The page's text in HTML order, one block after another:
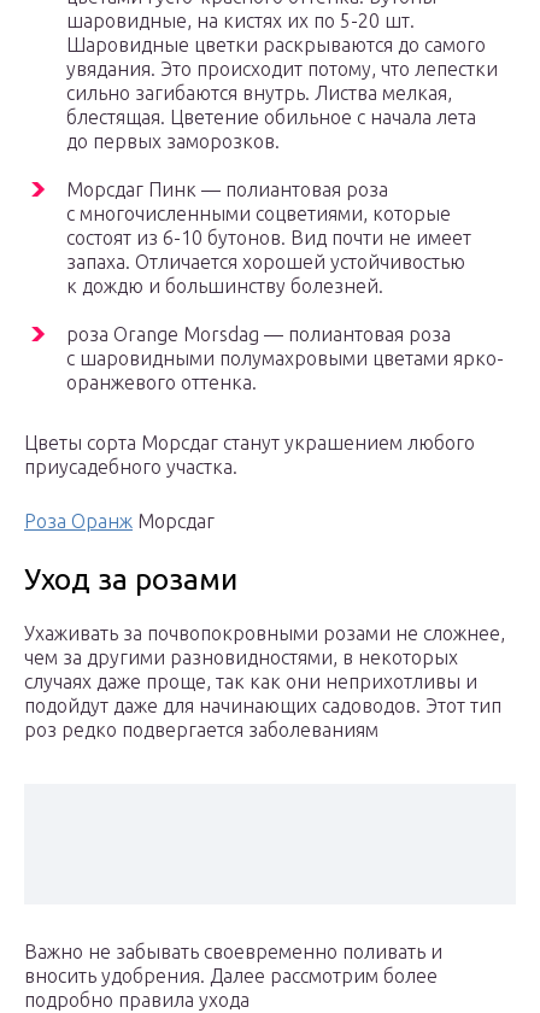
шаровидные, на кистях их по 5-20 шт.
Шаровидные цветки раскрываются до самого
увядания. Это происходит потому, что лепестки
сильно загибаются внутрь. Листва мелкая,
блестящая. Цветение обильное с начала лета
до первых заморозков.
Морсдаг Пинк — полиантовая роза
с многочисленными соцветиями, которые
состоят из 6-10 бутонов. Вид почти не имеет
запаха. Отличается хорошей устойчивостью
к дождю и большинству болезней.
роза Orange Morsdag — полиантовая роза
с шаровидными полумахровыми цветами ярко-
оранжевого оттенка.
Цветы сорта Морсдаг станут украшением любого
приусадебного участка.
Роза Оранж Морсдаг
Уход за розами
Ухаживать за почвопокровными розами не сложнее,
чем за другими разновидностями, в некоторых
случаях даже проще, так как они неприхотливы и
подойдут даже для начинающих садоводов. Этот тип
роз редко подвергается заболеваниям
Важно не забывать своевременно поливать и
вносить удобрения. Далее рассмотрим более
подробно правила ухода